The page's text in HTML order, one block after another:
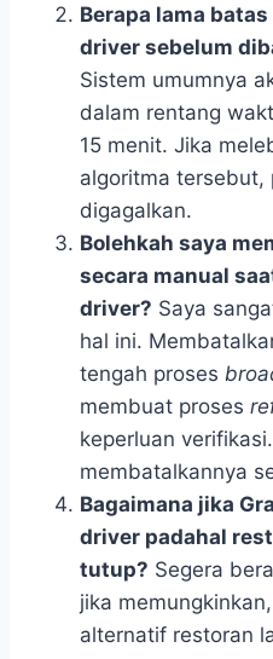
Berapa lama
driver sebelum
Sistem umumnya
dalam rentang
15 menit. Jika
algoritma tersebut,
digagalkan.
Bolehkah saya
secara manual
driver? Saya
hal ini.
tengah proses
membuat proses
keperluan
membatalkannya
Bagaimana jika
driver padahal
tutup? Segera
jika
alternatif restoran